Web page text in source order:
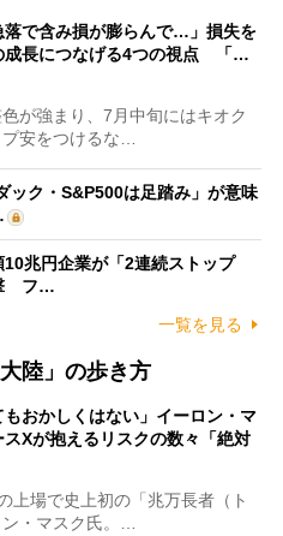
落で含み損が膨らんで…」損失を
成長につなげる4つの視点 「…
が強まり、7月中旬にはキオク
安をつけるな…
ック・S&P500は足踏み」が意味
10兆円企業が「2連続ストップ
フ…
一覧を見る
陸」の歩き方
もおかしくはない」イーロン・マ
スXが抱えるリスクの数々「絶対
場で史上初の「兆万長者（ト
・マスク氏。…